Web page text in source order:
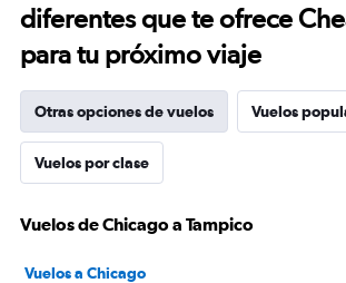
diferentes que te ofrece
para tu próximo viaje
Otras opciones de vuelos Vuelos
Vuelos por clase
Vuelos de Chicago a Tampico
Vuelos a Chicago